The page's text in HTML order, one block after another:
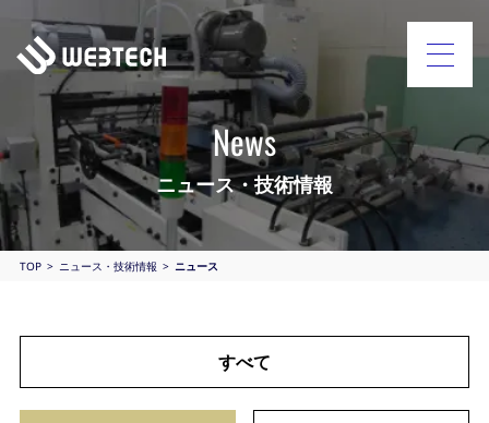
News
ニュース・技術情報
TOP ニュース・技術情報 ニュース
すべて